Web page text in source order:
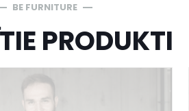
BE FURNITURE
PRODUKTI